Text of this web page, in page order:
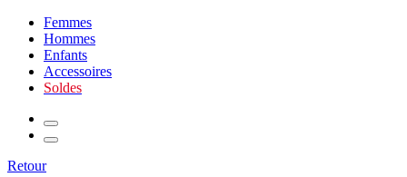
Femmes
Hommes
Enfants
Accessoires
Soldes
Retour